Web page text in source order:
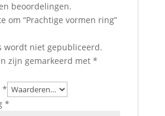
beoordelingen.
om “Prachtige vormen ring”
wordt niet gepubliceerd.
zijn gemarkeerd met *
*
*